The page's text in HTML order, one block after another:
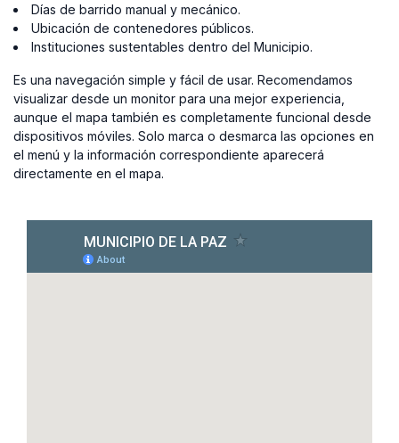
Días de barrido manual y mecánico.
Ubicación de contenedores públicos.
Instituciones sustentables dentro del Municipio.
Es una navegación simple y fácil de usar. Recomendamos
visualizar desde un monitor para una mejor experiencia,
aunque el mapa también es completamente funcional desde
dispositivos móviles. Solo marca o desmarca las opciones en
el menú y la información correspondiente aparecerá
directamente en el mapa.